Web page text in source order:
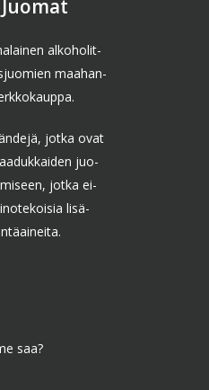
alkoholit-
maahan-
jotka ovat
juo-
jotka ei-
lisä-
saa?